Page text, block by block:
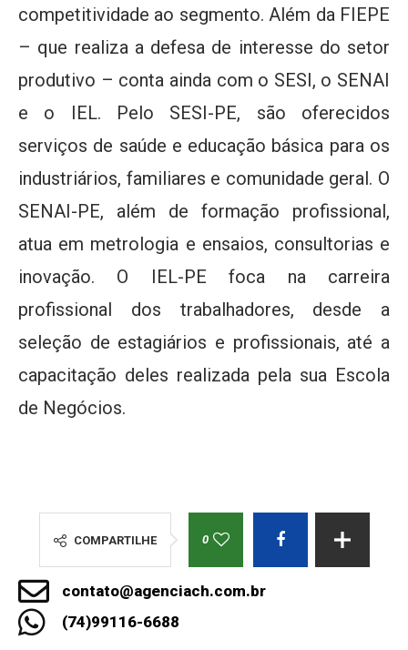
competitividade ao segmento. Além da FIEPE
– que realiza a defesa de interesse do setor
produtivo – conta ainda com o SESI, o SENAI
e o IEL. Pelo SESI-PE, são oferecidos
serviços de saúde e educação básica para os
industriários, familiares e comunidade geral. O
SENAI-PE, além de formação profissional,
atua em metrologia e ensaios, consultorias e
inovação. O IEL-PE foca na carreira
profissional dos trabalhadores, desde a
seleção de estagiários e profissionais, até a
capacitação deles realizada pela sua Escola
de Negócios.
COMPARTILHE 0
contato@agenciach.com.br
(74)99116-6688